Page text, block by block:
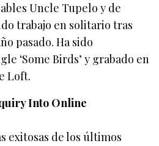
Uncle Tupelo y de
trabajo en solitario tras
pasado. Ha sido
‘Some Birds’ y grabado en
Loft.
Into Online
exitosas de los últimos